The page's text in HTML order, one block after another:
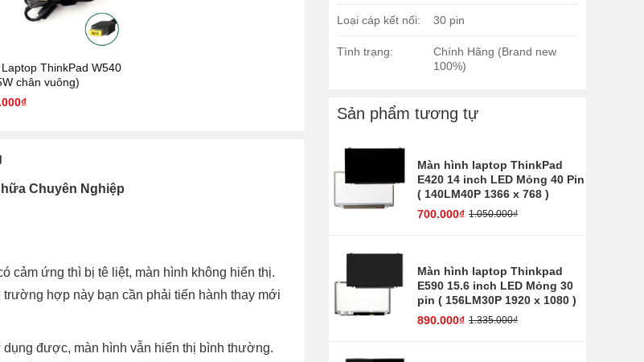
ThinkPad W540
chân vuông)
Chuyên Nghiệp
cảm ứng thì bị tê liệt, màn hình không hiển thị.
hợp này bạn cần phải tiến hành thay mới
được, màn hình vẫn hiển thị bình thường.
Loại cáp kết nối: 30 pin
Tình trạng:
Chính Hãng (Brand new
100%)
Sản phẩm tương tự
Màn hình laptop ThinkPad
E420 14 inch LED Mỏng 40 Pin
( 140LM40P 1366 x 768 )
700.000₫ 1.050.000₫
Màn hình laptop Thinkpad
E590 15.6 inch LED Mỏng 30
pin ( 156LM30P 1920 x 1080 )
890.000₫ 1.335.000₫